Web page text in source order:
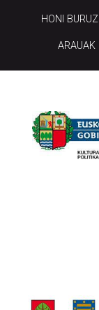
HONI BURUZ
ARAUAK